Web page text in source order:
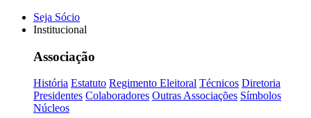
Seja Sócio
Institucional
Associação
História Estatuto Regimento Eleitoral Técnicos Diretoria
Presidentes Colaboradores Outras Associações Símbolos
Núcleos